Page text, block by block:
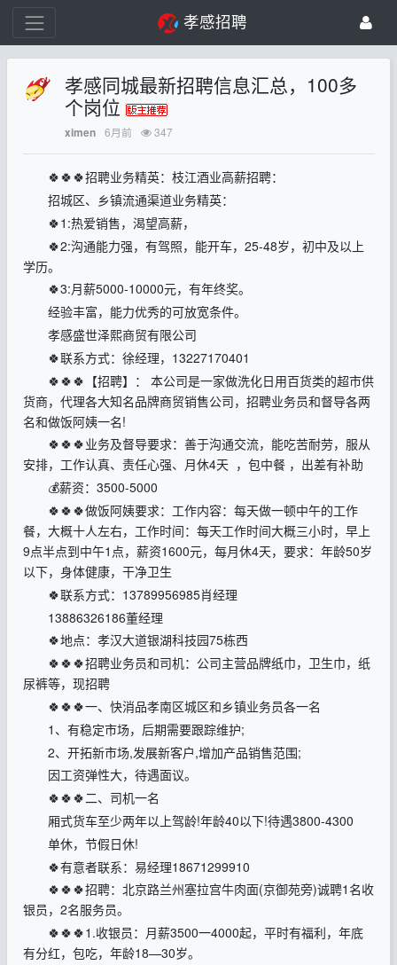
孝感招聘
孝感同城最新招聘信息汇总，100多
个岗位
ximen 6月前 347
🍀🍀🍀招聘业务精英：枝江酒业高薪招聘：
招城区、乡镇流通渠道业务精英：
🍀1:热爱销售，渴望高薪，
🍀2:沟通能力强，有驾照，能开车，25-48岁，初中及以上
学历。
🍀3:月薪5000-10000元，有年终奖。
经验丰富，能力优秀的可放宽条件。
孝感盛世泽熙商贸有限公司
🍀联系方式：徐经理，13227170401
🍀🍀🍀【招聘】： 本公司是一家做洗化日用百货类的超市供
货商，代理各大知名品牌商贸销售公司，招聘业务员和督导各两
名和做饭阿姨一名!
🍀🍀🍀业务及督导要求：善于沟通交流，能吃苦耐劳，服从
安排，工作认真、责任心强、月休4天 ，包中餐 ，出差有补助
💰薪资：3500-5000
🍀🍀🍀做饭阿姨要求：工作内容：每天做一顿中午的工作
餐，大概十人左右，工作时间：每天工作时间大概三小时，早上
9点半点到中午1点，薪资1600元，每月休4天，要求：年龄50岁
以下，身体健康，干净卫生
🍀联系方式：13789956985肖经理
13886326186董经理
🍀地点：孝汉大道银湖科技园75栋西
🍀🍀🍀招聘业务员和司机：公司主营品牌纸巾，卫生巾，纸
尿裤等，现招聘
🍀🍀🍀一、快消品孝南区城区和乡镇业务员各一名
1、有稳定市场，后期需要跟踪维护;
2、开拓新市场,发展新客户,增加产品销售范围;
因工资弹性大，待遇面议。
🍀🍀🍀二、司机一名
厢式货车至少两年以上驾龄!年龄40以下!待遇3800-4300
单休，节假日休!
🍀有意者联系：易经理18671299910
🍀🍀🍀招聘：北京路兰州塞拉宫牛肉面(京御苑旁)诚聘1名收
银员，2名服务员。
🍀🍀🍀1.收银员：月薪3500一4000起，平时有福利，年底
有分红，包吃，年龄18—30岁。